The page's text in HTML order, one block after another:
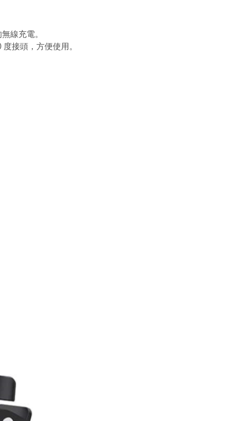
線充電。
接頭，方便使用。